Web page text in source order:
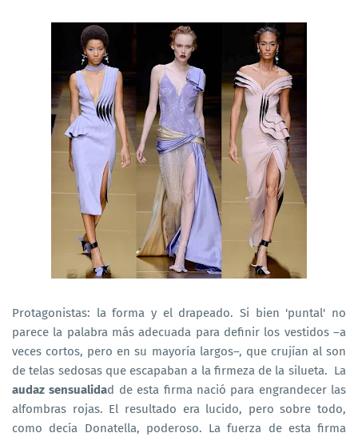
Protagonistas: la forma y el drapeado. Si bien 'puntal' no
parece la palabra más adecuada para definir los vestidos –a
veces cortos, pero en su mayoría largos–, que crujían al son
de telas sedosas que escapaban a la firmeza de la silueta. La
audaz sensualidad de esta firma nació para engrandecer las
alfombras rojas. El resultado era lucido, pero sobre todo,
como decía Donatella, poderoso. La fuerza de esta firma